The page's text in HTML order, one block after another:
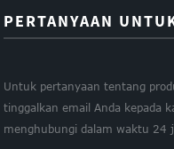
PERTANYAAN
Untuk pertanyaan tentang
tinggalkan email Anda kepada
menghubungi dalam waktu 24